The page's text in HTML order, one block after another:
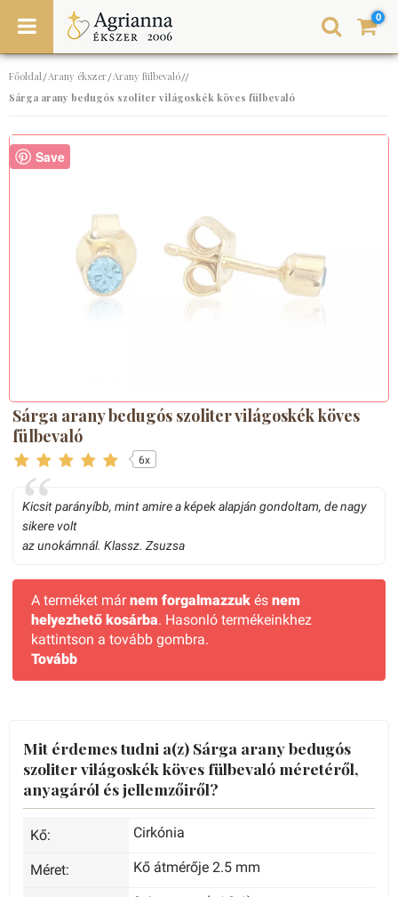
0
Főoldal/Arany ékszer/Arany fülbevaló//
Sárga arany bedugós szoliter világoskék köves fülbevaló
Save
Sárga arany bedugós szoliter világoskék köves
fülbevaló
6x
Kicsit parányíbb, mint amire a képek alapján gondoltam, de nagy
sikere volt
az unokámnál. Klassz. Zsuzsa
A terméket márnem forgalmazzuk és nem
helyezhető kosárba. Hasonló termékeinkhez
kattintson a tovább gombra.
Tovább
Mit érdemes tudni a(z) Sárga arany bedugós
szoliter világoskék köves fülbevaló méretéről,
anyagáról és jellemzőiről?
Kő: Cirkónia
Méret: Kő átmérője 2.5 mm